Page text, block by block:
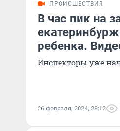
ПРОИСШЕСТВИЯ
В час пик на
ребенка.
Инспекторы уже
26 февраля, 2024, 23:12